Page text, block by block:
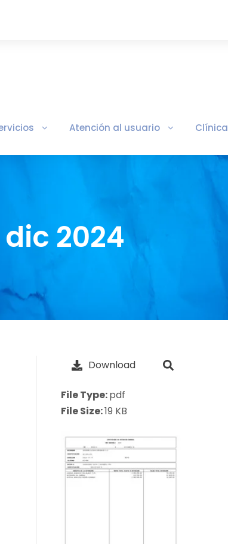
Atención al usuario Clínica
dic 2024
Download
File Type:pdf
File Size:19 KB